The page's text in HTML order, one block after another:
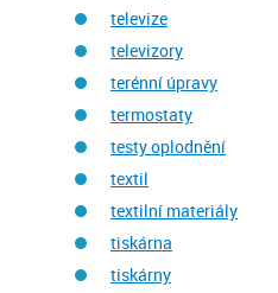
televize
televizory
terénní úpravy
termostaty
testy oplodnění
textil
textilní materiály
tiskárna
tiskárny